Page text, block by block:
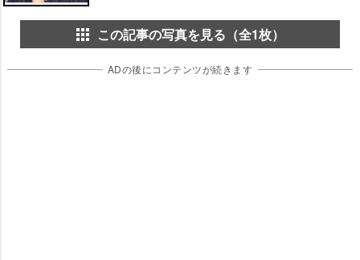
この記事の写真を見る（全1枚）
ADの後にコンテンツが続きます